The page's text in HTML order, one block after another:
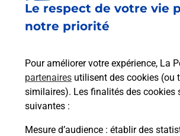
Le respect de votre vie
notre priorité
Pour améliorer votre expérience, La
partenaires utilisent des cookies (ou
similaires). Les finalités des cookies
suivantes :
Mesure d’audience : établir des
Est-il possible d’acheter un
emballage directement
Comment demander une
modification de livraison ?